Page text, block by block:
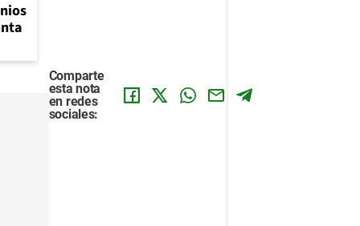
Comparte
esta nota
en redes
sociales: